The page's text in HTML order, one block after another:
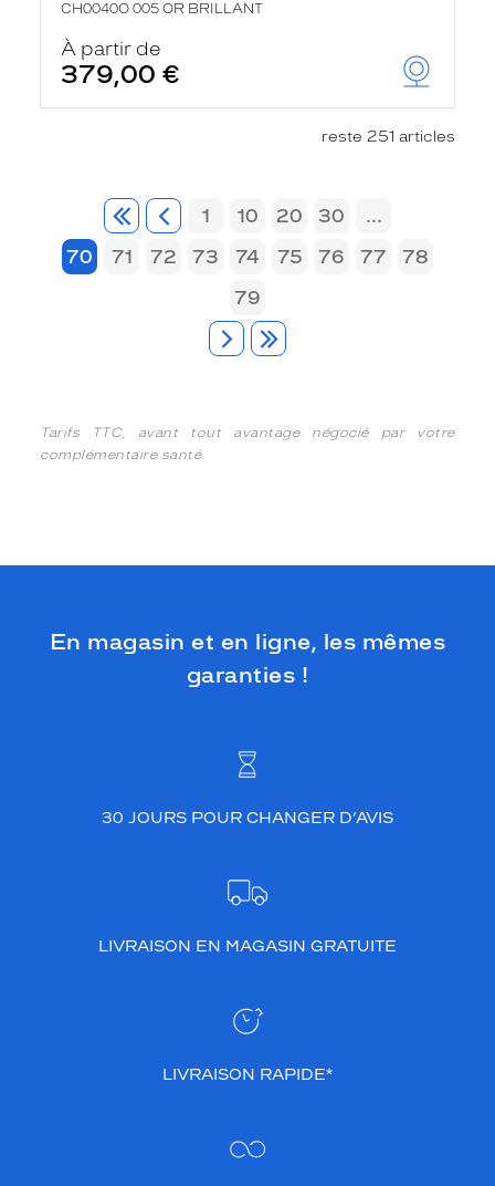
CH0040O 005 OR BRILLANT
À partir de
379,00 €
reste 251 articles
1 10 20 30
...
70
71 72 73 74 75 76 77
78
79
Tarifs TTC, avant tout avantage négocié par votre
complémentaire santé
En magasin et en ligne, les mêmes
garanties !
30 JOURS POUR CHANGER D’AVIS
LIVRAISON EN MAGASIN GRATUITE
LIVRAISON RAPIDE*